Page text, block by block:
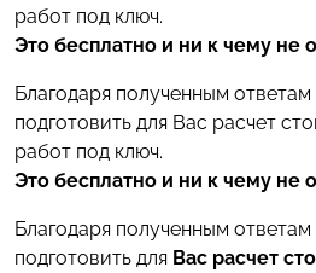
работ под ключ.
Это бесплатно и ни к чему не
Благодаря полученным
подготовить для Вас расчет
работ под ключ.
Это бесплатно и ни к чему не
Благодаря полученным
подготовить для Вас расчет